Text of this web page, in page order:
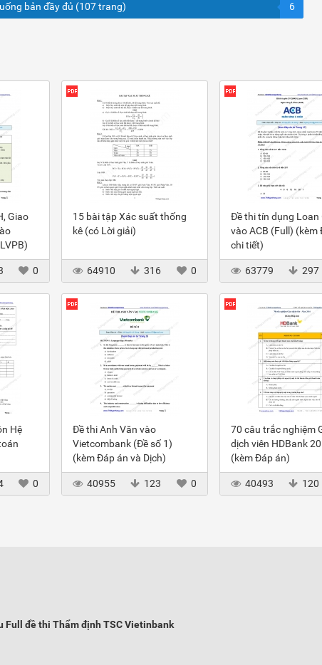
bản đầy đủ (107 trang) 6
Giao
0
15 bài tập Xác suất thống
kê (có Lời giải)
64910 316 0
Đề thi tín dụng Loan
vào ACB (Full) (kèm
chi tiết)
63779 297
Hệ
0
Đề thi Anh Văn vào
Vietcombank (Đề số 1)
(kèm Đáp án và Dịch)
40955 123 0
70 câu trắc nghiệm
dịch viên HDBank
(kèm Đáp án)
40493 120
Full đề thi Thẩm định TSC Vietinbank